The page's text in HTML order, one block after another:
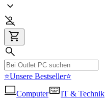
⭐Unsere Bestseller⭐
Computer
IT & Technik